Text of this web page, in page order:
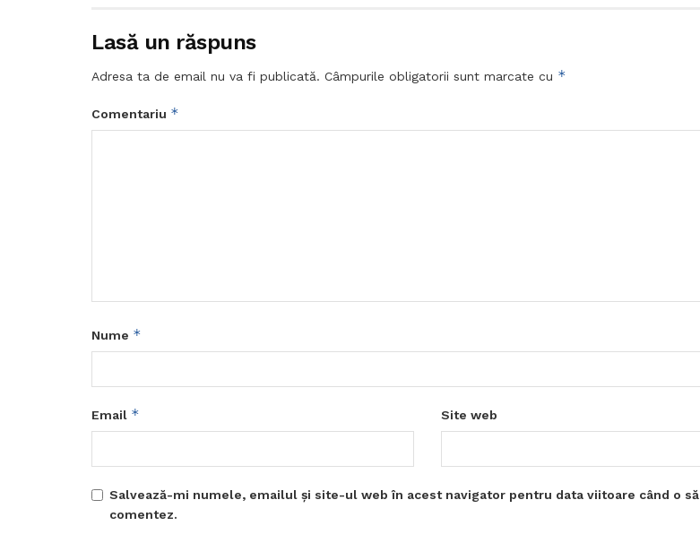
Lasă un răspuns
Adresa ta de email nu va fi publicată. Câmpurile obligatorii sunt marcate cu *
Comentariu *
Nume *
Email * Site web
Salvează-mi numele, emailul și site-ul web în acest navigator pentru data viitoare când o să
comentez.